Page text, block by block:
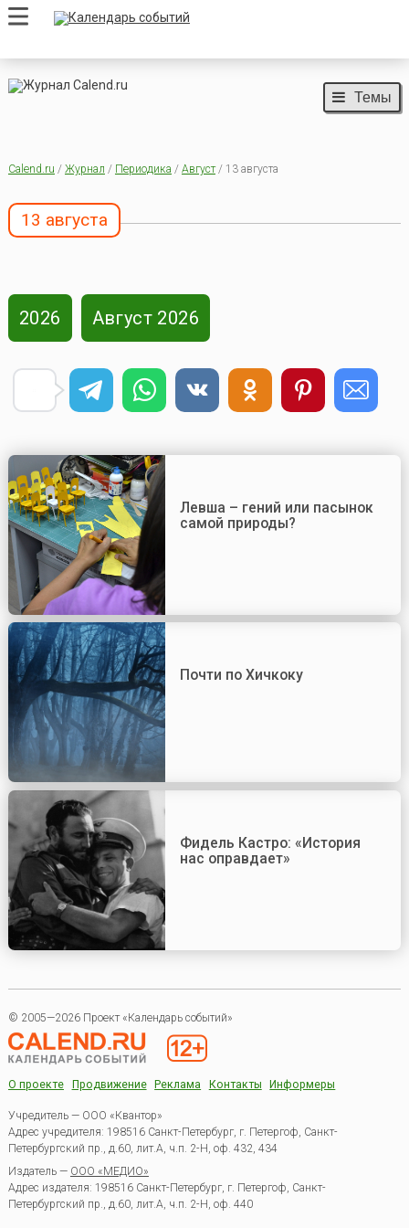
Темы
Calend.ru / Журнал / Периодика / Август/ 13 августа
13 августа
2026 Август 2026
Левша – гений или пасынок
самой природы?
Почти по Хичкоку
Фидель Кастро: «История
нас оправдает»
© 2005—2026 Проект «Календарь событий»
О проекте Продвижение Реклама Контакты Информеры
Учредитель — ООО «Квантор»
Адрес учредителя: 198516 Санкт-Петербург, г. Петергоф, Санкт-
Петербургский пр., д.60, лит.А, ч.п. 2-Н, оф. 432, 434
Издатель — ООО «МЕДИО»
Адрес издателя: 198516 Санкт-Петербург, г. Петергоф, Санкт-
Петербургский пр., д.60, лит.А, ч.п. 2-Н, оф. 440